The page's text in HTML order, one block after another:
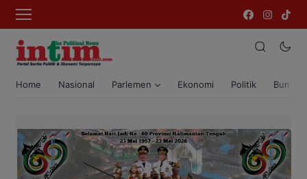
Home Nasional Parlemen Ekonomi Politik Bumi